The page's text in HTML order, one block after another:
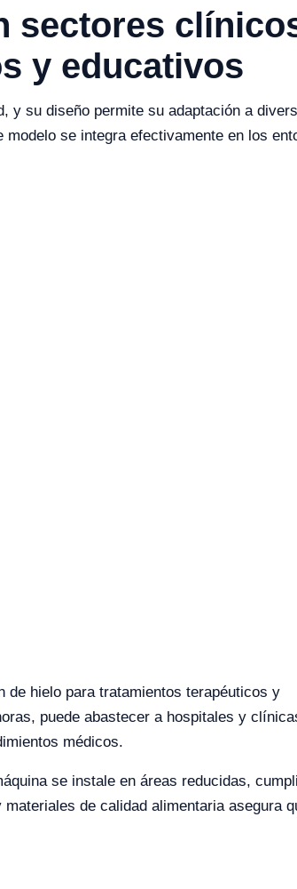
sectores
y educativos
y su diseño permite su adaptación a
se integra efectivamente en los
de hielo para tratamientos terapéuticos y
puede abastecer a hospitales y
médicos.
se instale en áreas reducidas,
de calidad alimentaria asegura